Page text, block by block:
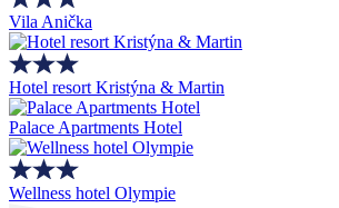
Vila Anička
Hotel resort Kristýna & Martin
Palace Apartments Hotel
Wellness hotel Olympie